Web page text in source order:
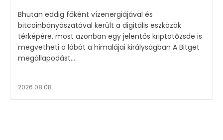
Bhutan eddig főként vízenergiájával és
bitcoinbányászatával került a digitális eszközök
térképére, most azonban egy jelentős kriptotőzsde is
megvetheti a lábát a himalájai királyságban A Bitget
megállapodást...
2026.08.08.